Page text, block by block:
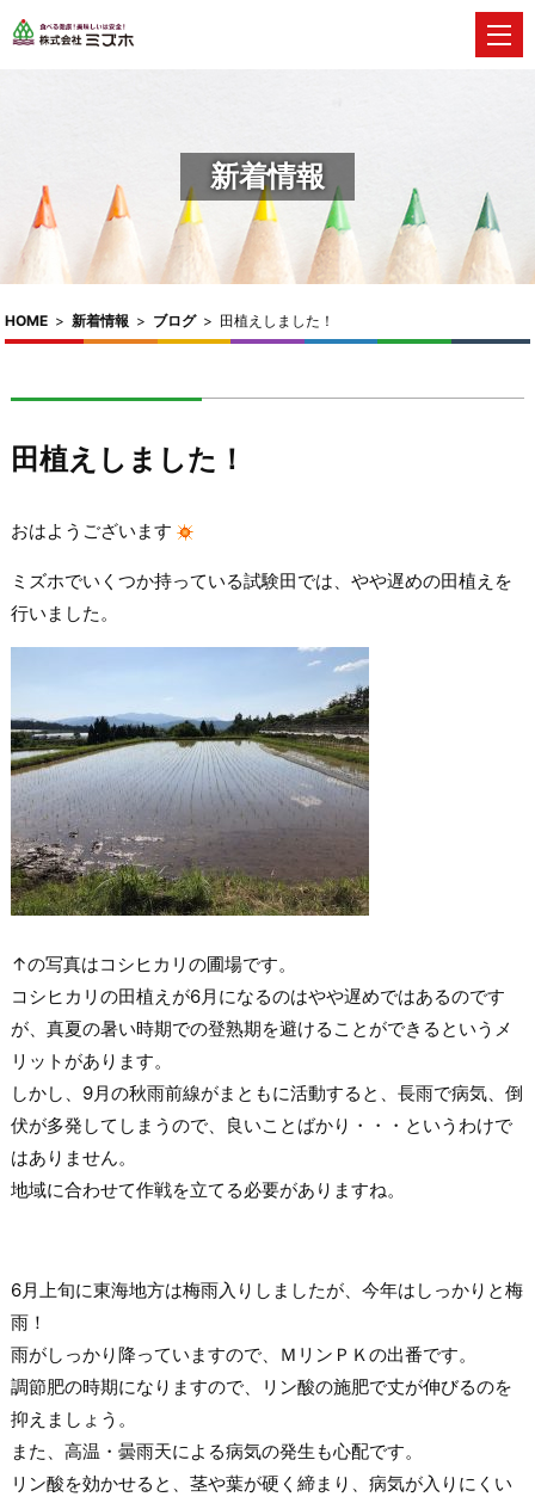
新着情報
HOME > 新着情報 > ブログ> 田植えしました！
田植えしました！
おはようございます
ミズホでいくつか持っている試験田では、やや遅めの田植えを
行いました。
↑の写真はコシヒカリの圃場です。
コシヒカリの田植えが6月になるのはやや遅めではあるのです
が、真夏の暑い時期での登熟期を避けることができるというメ
リットがあります。
しかし、9月の秋雨前線がまともに活動すると、長雨で病気、倒
伏が多発してしまうので、良いことばかり・・・というわけで
はありません。
地域に合わせて作戦を立てる必要がありますね。
6月上旬に東海地方は梅雨入りしましたが、今年はしっかりと梅
雨！
雨がしっかり降っていますので、ＭリンＰＫの出番です。
調節肥の時期になりますので、リン酸の施肥で丈が伸びるのを
抑えましょう。
また、高温・曇雨天による病気の発生も心配です。
リン酸を効かせると、茎や葉が硬く締まり、病気が入りにくい